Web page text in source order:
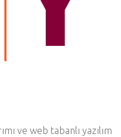
ve web tabanlı yazılım